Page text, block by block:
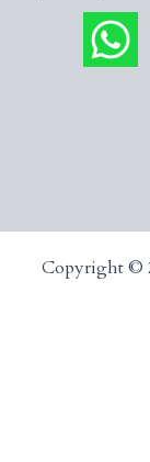
Copyright ©